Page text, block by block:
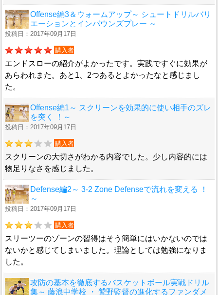
Offense編3＆ウォームアップ～ シュートドリルバリ
エーションとインバウンズプレー ～
投稿日：2017年09月17日
購入者
エンドスローの紹介がよかったです。実践ですぐに効果が
あらわれまた。あと1、2つあるとよかったなと感じまし
た。
Offense編1～ スクリーンを効果的に使い相手のズレ
を突く ！～
投稿日：2017年09月17日
購入者
スクリーンの大切さがわかる内容でした。少し内容的には
物足りなさを感じました。
Defense編2～ 3-2 Zone Defenseで流れを変える ！
～
投稿日：2017年09月17日
購入者
スリーツーのゾーンの習得はそう簡単にはいかないのでは
ないかと感じてしまいました。理論としては勉強になりま
した。
攻防の基本を徹底するバスケットボール実戦ドリル
集～ 藤浪中学校 ・ 鷲野監督の進化するファンダメ